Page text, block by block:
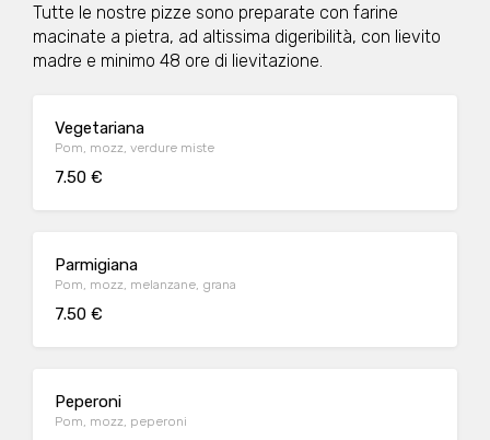
Tutte le nostre pizze sono preparate con farine
macinate a pietra, ad altissima digeribilità, con lievito
madre e minimo 48 ore di lievitazione.
Vegetariana
Pom, mozz, verdure miste
7.50 €
Parmigiana
Pom, mozz, melanzane, grana
7.50 €
Peperoni
Pom, mozz, peperoni